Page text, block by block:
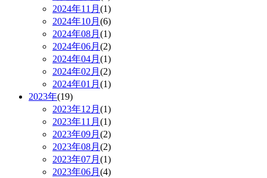
2024年11月 (1)
2024年10月 (6)
2024年08月 (1)
2024年06月 (2)
2024年04月 (1)
2024年02月 (2)
2024年01月 (1)
2023年(19)
2023年12月 (1)
2023年11月 (1)
2023年09月 (2)
2023年08月 (2)
2023年07月 (1)
2023年06月 (4)